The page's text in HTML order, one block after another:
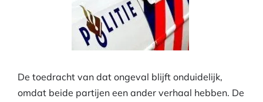
De toedracht van dat ongeval blijft onduidelijk,
omdat beide partijen een ander verhaal hebben. De